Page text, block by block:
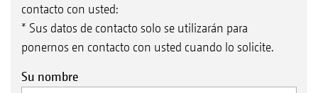
contacto con usted:
* Sus datos de contacto solo se utilizarán para
ponernos en contacto con usted cuando lo solicite.
Su nombre